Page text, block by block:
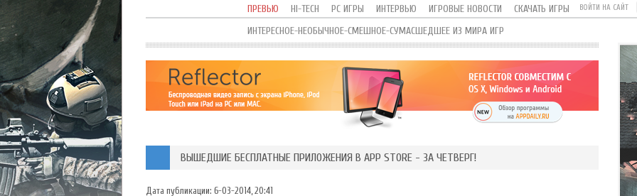
ПРЕВЬЮ HI-TECH PC ИГРЫ ИНТЕРВЬЮ ИГРОВЫЕ НОВОСТИ
СКАЧАТЬ ИГРЫ
ИНТЕРЕСНОЕ-НЕОБЫЧНОЕ-СМЕШНОЕ-СУМАСШЕДШЕЕ ИЗ МИРА ИГР
ВОЙТИ НА САЙТ
ВЫШЕДШИЕ БЕСПЛАТНЫЕ ПРИЛОЖЕНИЯ В APP STORE - ЗА ЧЕТВЕРГ!
Дата публикации: 6-03-2014, 20:41